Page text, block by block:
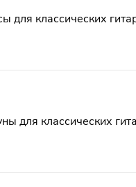
для классических
для классических